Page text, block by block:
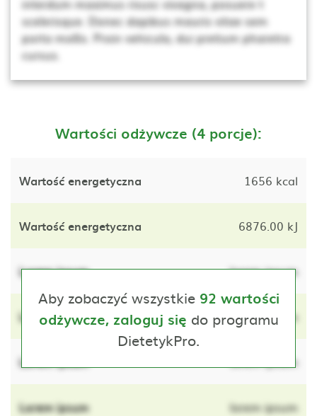
interdum maximus risusc vivagna, posuere t
scelerisque. Donec dapibus mauris vitae sem
porta mollis. Proin vehicula, dui pretium pharetra
cursus.
Wartości odżywcze (4 porcje):
Wartość energetyczna 1656 kcal
Wartość energetyczna 6876.00 kJ
Lorem ipsum lorem ipsum
Lorem ipsum lorem ipsum
Lorem ipsum lorem ipsum
Lorem ipsum lorem ipsum
Aby zobaczyć wszystkie 92 wartości
odżywcze, zaloguj się do programu
DietetykPro.